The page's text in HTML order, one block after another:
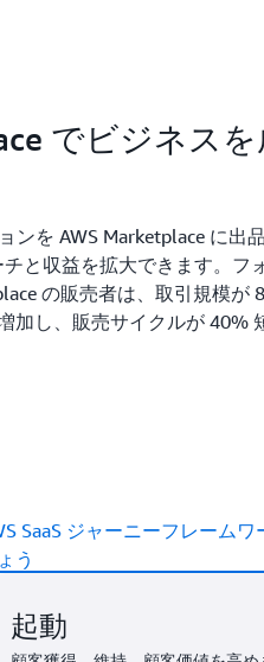
でビジネスを
ンを AWS Marketplace に出
と収益を拡大できます。フ
の販売者は、取引規模が
加し、販売サイクルが 40%
SaaS ジャーニーフレームワ
う
起動